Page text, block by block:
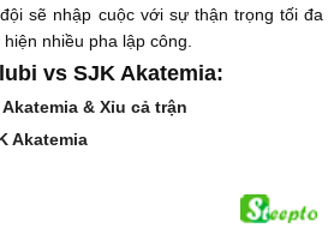
sẽ nhập cuộc với sự thận trọng tối đa
nhiều pha lập công.
vs SJK Akatemia:
& Xỉu cả trận
Akatemia